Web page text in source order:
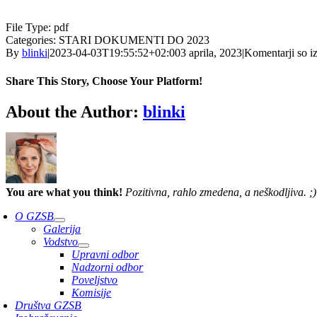
File Type: pdf
Categories: STARI DOKUMENTI DO 2023
By blinki|2023-04-03T19:55:52+02:003 aprila, 2023|Komentarji so
Share This Story, Choose Your Platform!
Facebook
Twitter
Reddit
LinkedIn
WhatsApp
Telegram
Tumblr
Pinterest
Vk
Xing
Email
About the Author: blinki
You are what you think! Pozitivna, rahlo zmedena, a neškodljiva. ;)
O GZSB
Galerija
Vodstvo
Upravni odbor
Nadzorni odbor
Poveljstvo
Komisije
Društva GZSB